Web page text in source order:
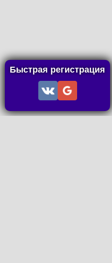
Быстрая регистрация